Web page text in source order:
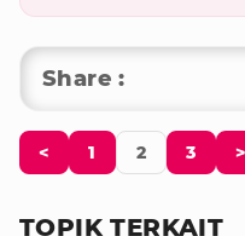
Share :
< 1 2 3 >
TOPIK TERKAIT